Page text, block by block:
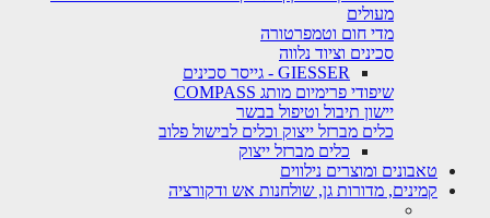
מעולים
מדי חום וטמפרטורה
סכינים וציוד נלווה
GIESSER - גייסר סכינים
שיפודי פרימיום מותג COMPASS
יישון תיבול וטיפול בבשר
כלים מברזל ייצוק וכלים לבישול פלוב
כלים מברזל ייצוק
טאבונים ומוצרים נילווים
קמינים, מדורות גן, שולחנות אש ודקורציה